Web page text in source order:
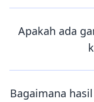
Apakah ada
Bagaimana